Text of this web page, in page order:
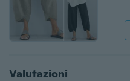
Valutazioni